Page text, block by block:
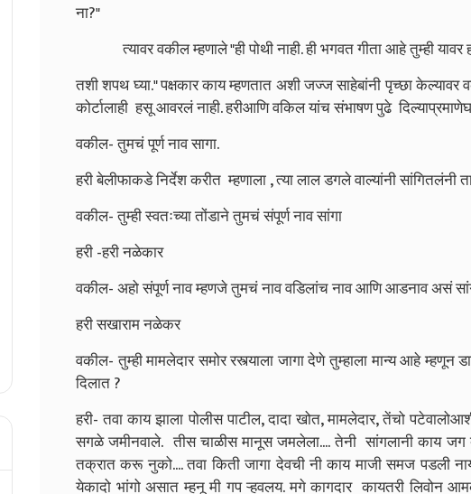
ना?"
त्यावर वकील म्हणाले "ही पोथी नाही. ही भगवत गीता आहे तुम्ही यावर
तशी शपथ घ्या." पक्षकार काय म्हणतात अशी जज्ज साहेबांनी पृच्छा
कोर्टालाही हसू आवरलं नाही. हरीआणि वकिल यांच संभाषण पुढे
वकील- तुमचं पूर्ण नाव सागा.
हरी बेलीफाकडे निर्देश करीत म्हणाला , त्या लाल डगले वाल्यांनी सांगितलंनी
वकील- तुम्ही स्वतःच्या तोंडाने तुमचं संपूर्ण नाव सांगा
हरी -हरी नळेकार
वकील- अहो संपूर्ण नाव म्हणजे तुमचं नाव वडिलांच नाव आणि आडनाव असं
हरी सखाराम नळेकर
वकील- तुम्ही मामलेदार समोर रस्त्याला जागा देणे तुम्हाला मान्य आहे म्हणून
दिलात ?
हरी‌- तवा काय झाला पोलीस पाटील, दादा खोत, मामलेदार, तेंचो
सगळे जमीनवाले. तीस चाळीस मानूस जमलेला.... तेनी सांगलानी काय जग
तक्रात करू नुको.... तवा किती जागा देवची नी काय माजी समज पडली
येकादो भांगो असात म्हनू मी गप ऱ्हवलय. मगे कागदार कायतरी लिवोन